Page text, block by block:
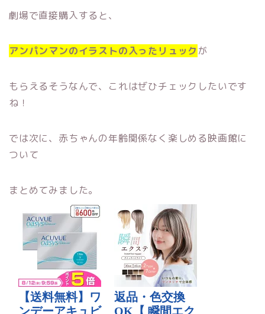
劇場で直接購入すると、
アンパンマンのイラストの入ったリュック が
もらえるそうなんで、これはぜひチェックしたいです
ね！
では次に、赤ちゃんの年齢関係なく楽しめる映画館に
ついて
まとめてみました。